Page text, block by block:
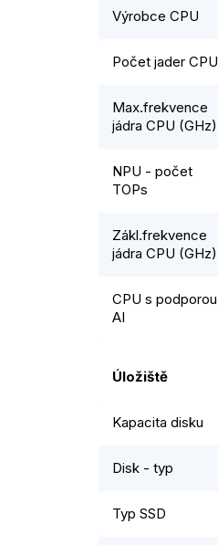
Výrobce CPU
Počet jader CPU
Max.frekvence
jádra CPU (GHz)
NPU - počet
TOPs
Zákl.frekvence
jádra CPU (GHz)
CPU s podporou
AI
Úložiště
Kapacita disku
Disk - typ
Typ SSD